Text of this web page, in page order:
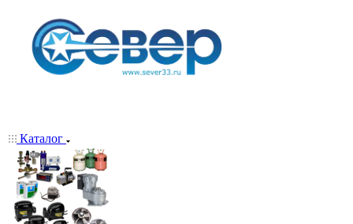
Каталог